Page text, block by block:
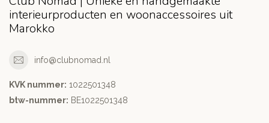
interieurproducten en woonaccessoires uit
Marokko
info@clubnomad.nl
KVK nummer: 1022501348
btw-nummer: BE1022501348